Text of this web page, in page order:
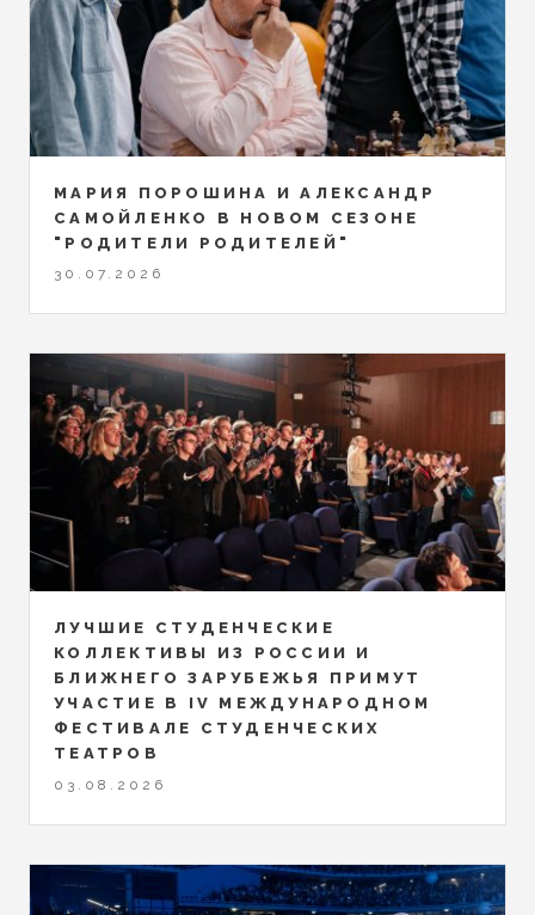
МАРИЯ ПОРОШИНА И АЛЕКСАНДР
САМОЙЛЕНКО В НОВОМ СЕЗОНЕ
"РОДИТЕЛИ РОДИТЕЛЕЙ"
30.07.2026
ЛУЧШИЕ СТУДЕНЧЕСКИЕ
КОЛЛЕКТИВЫ ИЗ РОССИИ И
БЛИЖНЕГО ЗАРУБЕЖЬЯ ПРИМУТ
УЧАСТИЕ В IV МЕЖДУНАРОДНОМ
ФЕСТИВАЛЕ СТУДЕНЧЕСКИХ
ТЕАТРОВ
03.08.2026